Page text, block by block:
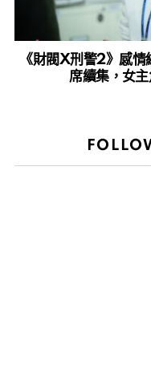
《財閥X刑警2》感
席續集，女